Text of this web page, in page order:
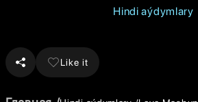
Hindi aýdymlary
Like it